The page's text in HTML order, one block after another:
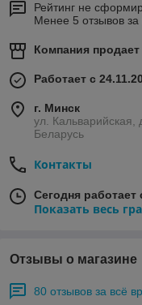
Рейтинг не
Менее 5 отзывов за
Компания продает
Работает с
г. Минск
ул.
Беларусь
Контакты
Сегодня работает
Показать весь
Отзывы о магазине
80 отзывов за всё